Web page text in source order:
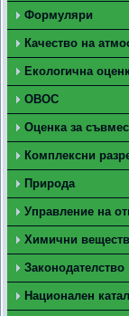
Формуляри
Качество на
Екологична
ОВОС
Оценка за
Комплексни
Природа
Управление на
Химични
Законодателство
Национален